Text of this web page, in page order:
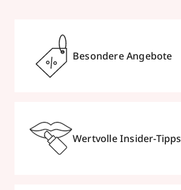
Besondere Angebote
Wertvolle Insider-Tipps